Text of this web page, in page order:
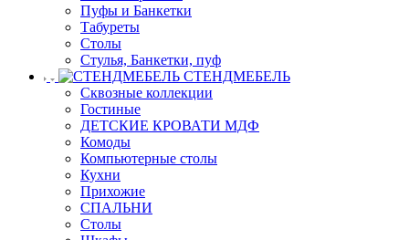
Пуфы и Банкетки
Табуреты
Столы
Стулья, Банкетки, пуф
СТЕНДМЕБЕЛЬ
Сквозные коллекции
Гостиные
ДЕТСКИЕ КРОВАТИ МДФ
Комоды
Компьютерные столы
Кухни
Прихожие
СПАЛЬНИ
Столы